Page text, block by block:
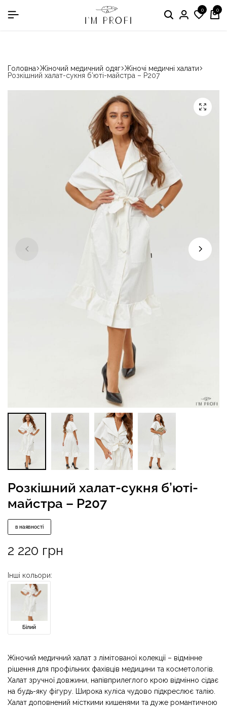
в номінації «Кращій виробник медичного одягу» 0 0
Головна Жіночий медичний одяг Жіночі медичні халати
Розкішний халат-сукня б’юті-майстра – P207
Розкішний халат-сукня б’юті-
майстра – P207
в наявності
2 220 грн
Інші кольори:
Білий
Жіночий медичний халат з лімітованої колекції – відмінне
рішення для профільних фахівців медицини та косметологів.
Халат зручної довжини, напівприлеглого крою відмінно сідає
на будь-яку фігуру. Широка куліса чудово підкреслює талію.
Халат доповнений місткими кишенями та дуже романтичною